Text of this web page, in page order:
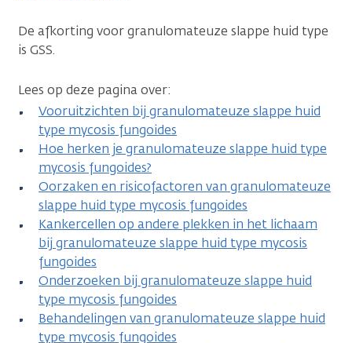
De afkorting voor granulomateuze slappe huid type
is GSS.
Lees op deze pagina over:
Vooruitzichten bij granulomateuze slappe huid
type mycosis fungoides
Hoe herken je granulomateuze slappe huid type
mycosis fungoides?
Oorzaken en risicofactoren van granulomateuze
slappe huid type mycosis fungoides
Kankercellen op andere plekken in het lichaam
bij granulomateuze slappe huid type mycosis
fungoides
Onderzoeken bij granulomateuze slappe huid
type mycosis fungoides
Behandelingen van granulomateuze slappe huid
type mycosis fungoides